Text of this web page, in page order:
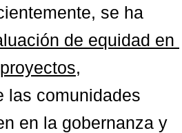
se ha
de equidad en
,
las comunidades
en la gobernanza y